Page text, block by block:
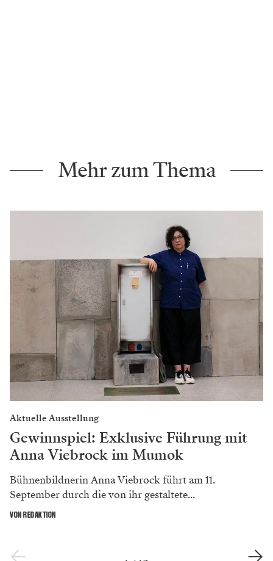
Mehr zum Thema
Aktuelle Ausstellung
Gewinnspiel: Exklusive Führung mit
Anna Viebrock im Mumok
Bühnenbildnerin Anna Viebrock führt am 11.
September durch die von ihr gestaltete...
VON REDAKTION